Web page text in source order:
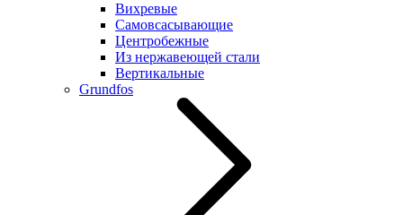
Вихревые
Самовсасывающие
Центробежные
Из нержавеющей стали
Вертикальные
Grundfos